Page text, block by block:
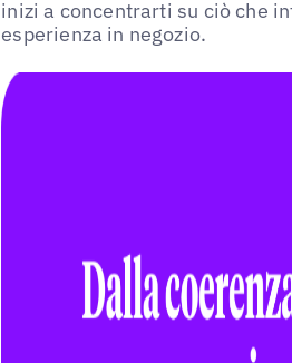
inizi a concentrarti su ciò che
esperienza in negozio.